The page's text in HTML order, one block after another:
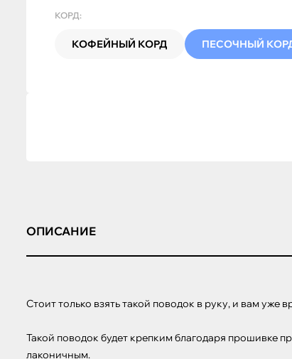
КОРД:
КОФЕЙНЫЙ КОРД ПЕСОЧНЫЙ
ОПИСАНИЕ
Стоит только взять такой поводок в руку, и вам уже
Такой поводок будет крепким благодаря прошивке
лаконичным.